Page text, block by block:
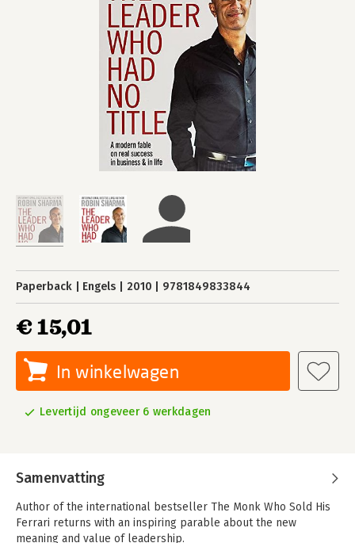
Paperback Engels 2010 9781849833844
€ 15,01
In winkelwagen
Levertijd ongeveer 6 werkdagen
Samenvatting
Author of the international bestseller The Monk Who Sold His
Ferrari returns with an inspiring parable about the new
meaning and value of leadership.